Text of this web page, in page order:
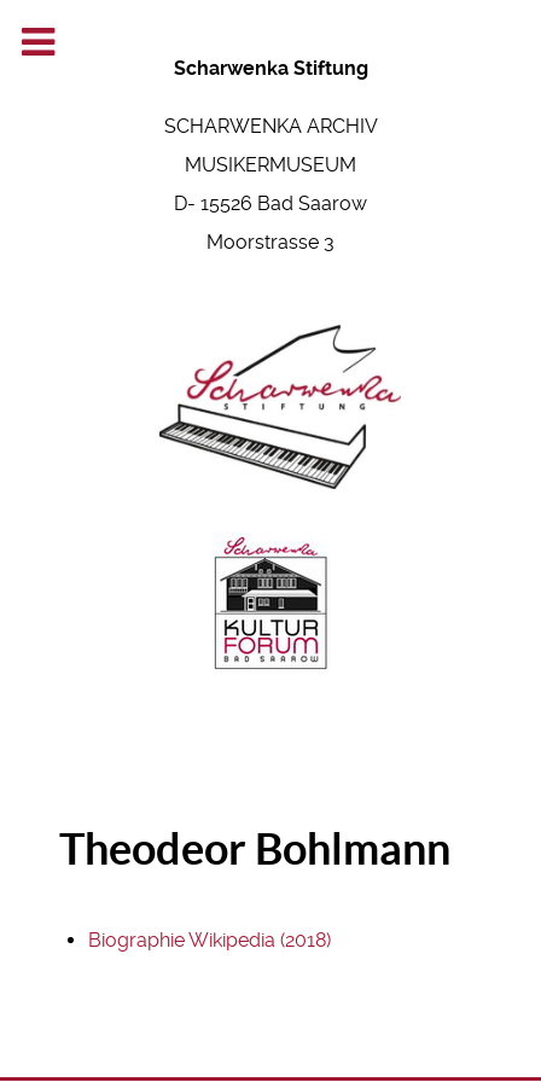
Scharwenka Stiftung
SCHARWENKA ARCHIV
MUSIKERMUSEUM
D- 15526 Bad Saarow
Moorstrasse 3
Theodeor Bohlmann
Biographie Wikipedia (2018)